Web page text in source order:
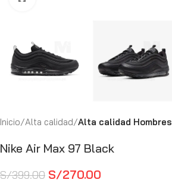
Inicio Alta calidad Alta calidad Hombres
Nike Air Max 97 Black
S/399.00 S/270.00